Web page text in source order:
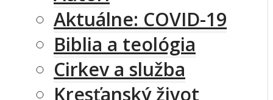
Aktuálne: COVID-19
Biblia a teológia
Cirkev a služba
Kresťanský život